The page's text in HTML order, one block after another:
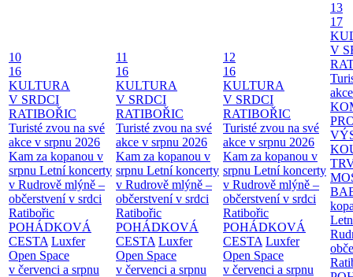
10
16
KULTURA
V SRDCI
RATIBOŘIC
Turisté zvou na své
akce v srpnu 2026
Kam za kopanou v
srpnu Letní koncerty
v Rudrově mlýně –
občerstvení v srdci
Ratibořic
POHÁDKOVÁ
CESTA Luxfer
Open Space
v červenci a srpnu
11
16
KULTURA
V SRDCI
RATIBOŘIC
Turisté zvou na své
akce v srpnu 2026
Kam za kopanou v
srpnu Letní koncerty
v Rudrově mlýně –
občerstvení v srdci
Ratibořic
POHÁDKOVÁ
CESTA Luxfer
Open Space
v červenci a srpnu
12
16
KULTURA
V SRDCI
RATIBOŘIC
Turisté zvou na své
akce v srpnu 2026
Kam za kopanou v
srpnu Letní koncerty
v Rudrově mlýně –
občerstvení v srdci
Ratibořic
POHÁDKOVÁ
CESTA Luxfer
Open Space
v červenci a srpnu
13
17
V